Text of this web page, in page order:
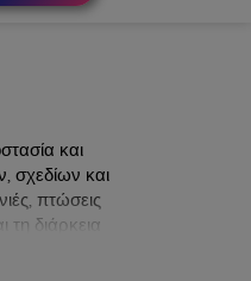
και
σχεδίων και
πτώσεις
διάρκεια